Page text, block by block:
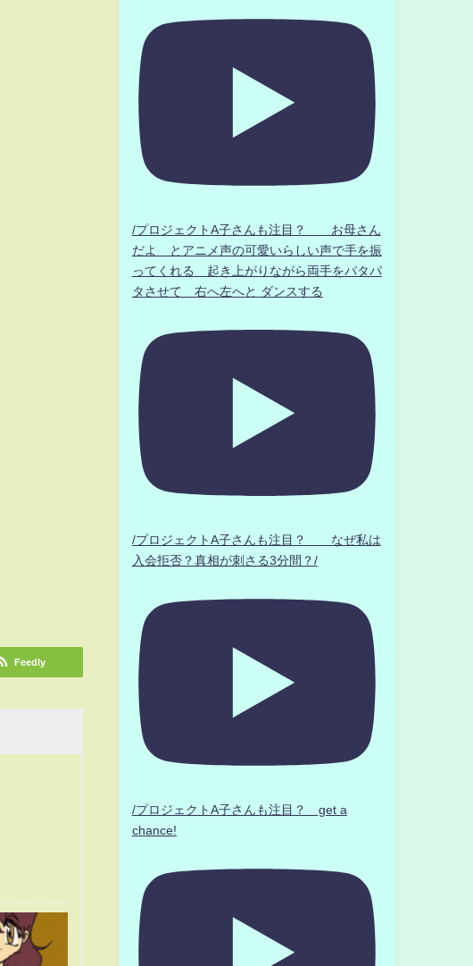
Feedly
/プロジェクトA子さんも注目？ お母さん
だよ とアニメ声の可愛いらしい声で手を振
ってくれる 起き上がりながら両手をパタパ
タさせて 右へ左へと ダンスする
/プロジェクトA子さんも注目？ なぜ私は
入会拒否？真相が刺さる3分間？/
/プロジェクトA子さんも注目？ get a
chance!